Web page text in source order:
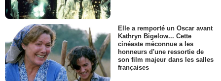
Elle a remporté un Oscar avant
Kathryn Bigelow... Cette
cinéaste méconnue a les
honneurs d'une ressortie de
son film majeur dans les salles
françaises